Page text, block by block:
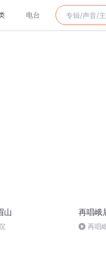
电台
山 再唱峨
再唱